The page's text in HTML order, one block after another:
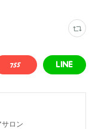
ロン